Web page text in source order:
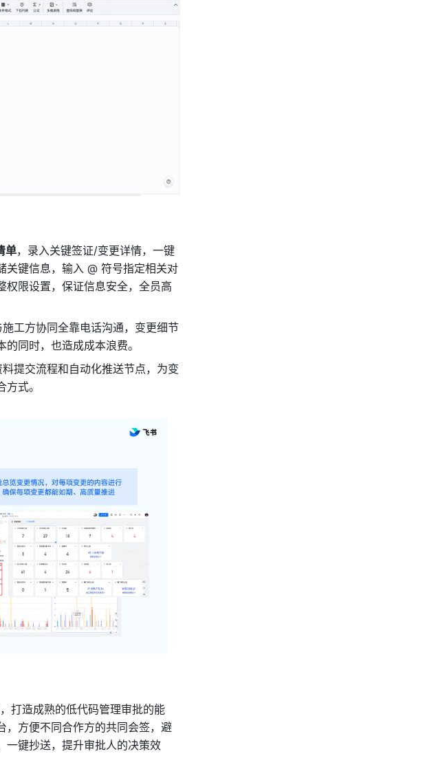
单，录入关键签证/变更详情，一键
关键信息，输入 @ 符号指定相关对
权限设置，保证信息安全，全员高
工方协同全靠电话沟通，变更细节
同时，也造成成本浪费。
提交流程和自动化推送节点，为变
式。
打造成熟的低代码管理审批的能
，方便不同合作方的共同会签，避
一键抄送，提升审批人的决策效